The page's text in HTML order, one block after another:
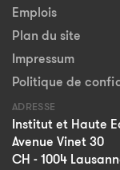
Emplois
Plan du site
Impressum
Politique de
ADRESSE
Institut et Haute
Avenue Vinet 30
CH - 1004